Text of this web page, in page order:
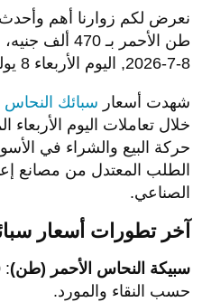
نعرض لكم زوارنا أهم وأحدث
طن الأحمر بـ
8-7-2026, اليوم الأربعاء 8 يوليو 2026 02:04 مساءً
شهدت أسعار سبائك النحاس
خلال تعاملات اليوم الأربعاء الموافق 8
حركة البيع والشراء في
الطلب المعتدل من مصانع
الصناعي.
آخر تطورات أسعار
سبيكة النحاس الأحمر (طن)
حسب النقاء والمورد.